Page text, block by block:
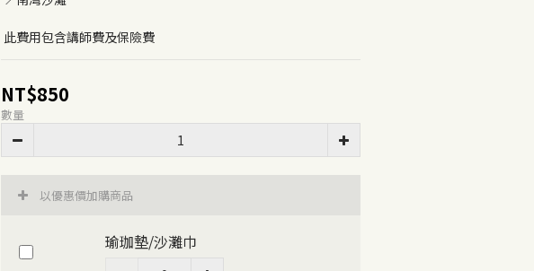
此費用包含講師費及保險費
NT$850
數量
以優惠價加購商品
瑜珈墊/沙灘巾